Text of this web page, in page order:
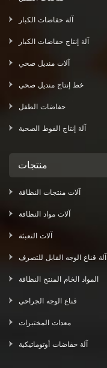
آلة حفاضات الكبار
آلة إنتاج حفاضات الكبار
آلات منديل صحي
خط إنتاج منديل صحي
حفاضات الطفل
آلة إنتاج الفوط الصحية
منتجات
آلات منتجات النظافة
آلات مواد النظافة
آلات التعبئة
آلة قناع الوجه القابل للتصرف
المواد الخام المنتج النظافة
قناع الوجه الجراحي
معدات المختبرات
آلة حفاضات أوتوماتيكية